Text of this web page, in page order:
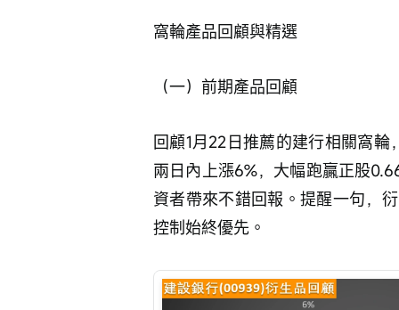
窩輪產品回顧與精選
（一）前期產品回顧
回顧1月22日推薦的建行相關窩輪
兩日內上漲6%，大幅跑贏正股
資者帶來不錯回報。提醒一句，
控制始終優先。